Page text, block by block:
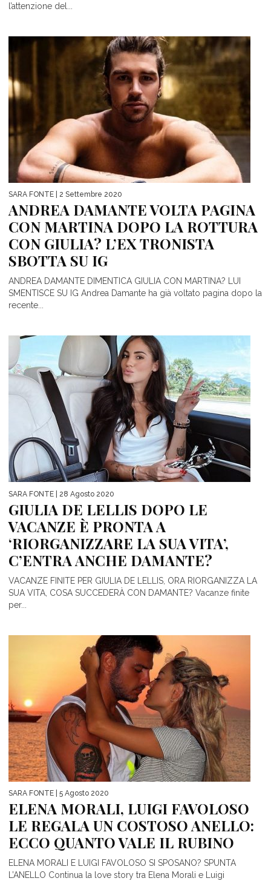
l’attenzione del...
SARA FONTE | 2 Settembre 2020
ANDREA DAMANTE VOLTA PAGINA
CON MARTINA DOPO LA ROTTURA
CON GIULIA? L’EX TRONISTA
SBOTTA SU IG
ANDREA DAMANTE DIMENTICA GIULIA CON MARTINA? LUI
SMENTISCE SU IG Andrea Damante ha già voltato pagina dopo la
recente...
SARA FONTE | 28 Agosto 2020
GIULIA DE LELLIS DOPO LE
VACANZE È PRONTA A
‘RIORGANIZZARE LA SUA VITA’,
C’ENTRA ANCHE DAMANTE?
VACANZE FINITE PER GIULIA DE LELLIS, ORA RIORGANIZZA LA
SUA VITA, COSA SUCCEDERÀ CON DAMANTE? Vacanze finite
per...
SARA FONTE | 5 Agosto 2020
ELENA MORALI, LUIGI FAVOLOSO
LE REGALA UN COSTOSO ANELLO:
ECCO QUANTO VALE IL RUBINO
ELENA MORALI E LUIGI FAVOLOSO SI SPOSANO? SPUNTA
L’ANELLO Continua la love story tra Elena Morali e Luigi